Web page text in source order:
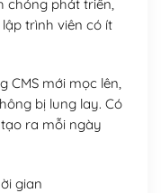
chóng phát triển,
trình viên có ít
CMS mới mọc lên,
bị lung lay. Có
ra mỗi ngày
gian